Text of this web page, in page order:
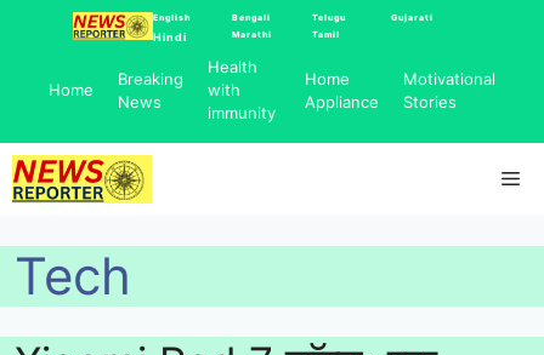
English
Hindi
Bengali
Marathi
Telugu
Tamil
Gujarati
Home
Breaking
News
Health
with
immunity
Home
Appliance
Motivational
Stories
Tech